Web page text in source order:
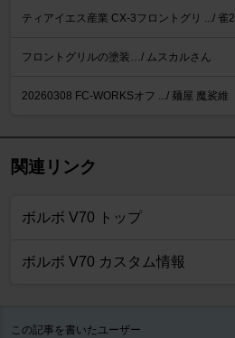
ティアイエス産業 CX-3フロントグリ .../ 雀2
フロントグリルの塗装…/ ムスカルさん
20260308 FC-WORKSオフ .../ 麺屋 魔裟維
関連リンク
ボルボ V70 トップ
ボルボ V70 カスタム情報
この記事を書いたユーザー